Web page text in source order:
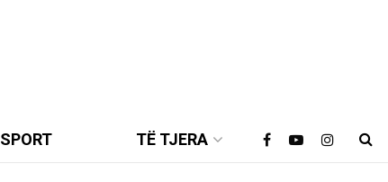
SPORT TË TJERA